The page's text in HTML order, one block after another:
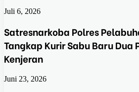
Juli 6, 2026
Satresnarkoba Polres
Tangkap Kurir Sabu Baru Dua
Kenjeran
Juni 23, 2026